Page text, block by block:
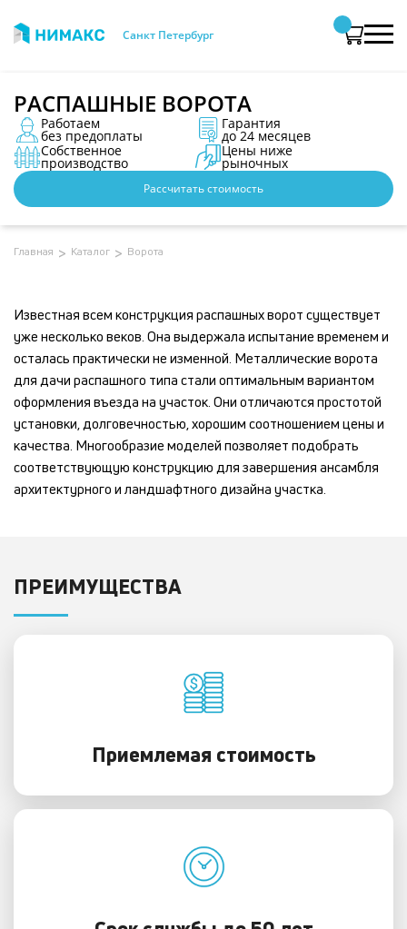
Санкт Петербург
РАСПАШНЫЕ ВОРОТА
Работаем
без предоплаты
Гарантия
до 24 месяцев
Собственное
производство
Цены ниже
рыночных
Рассчитать стоимость
Главная > Каталог > Ворота
Известная всем конструкция распашных ворот существует
уже несколько веков. Она выдержала испытание временем и
осталась практически не изменной. Металлические ворота
для дачи распашного типа стали оптимальным вариантом
оформления въезда на участок. Они отличаются простотой
установки, долговечностью, хорошим соотношением цены и
качества. Многообразие моделей позволяет подобрать
соответствующую конструкцию для завершения ансамбля
архитектурного и ландшафтного дизайна участка.
ПРЕИМУЩЕСТВА
Приемлемая стоимость
персональных данныхи подтверждаю
персональных данных.
Даюсогласие на обработку
Заказать звонок
персональных данныхи подтверждаю
персональных данных.